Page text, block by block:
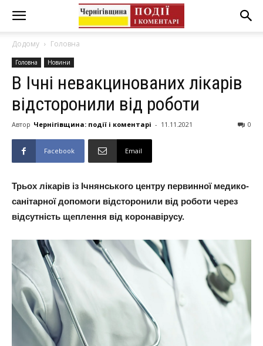
Додому Головна
Головна Новини
В Ічні невакцинованих лікарів
відсторонили від роботи
Автор Чернігівщина: події і коментарі - 11.11.2021 0
Facebook Email
Трьох лікарів із Ічнянського центру первинної медико-
санітарної допомоги відсторонили від роботи через
відсутність щеплення від коронавірусу.